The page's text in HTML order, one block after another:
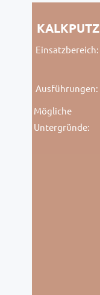
KALKPUTZ
Einsatzbereich:
Ausführungen:
Mögliche
Untergründe: